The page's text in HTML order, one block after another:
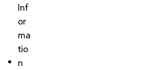
Inf
or
ma
tio
n